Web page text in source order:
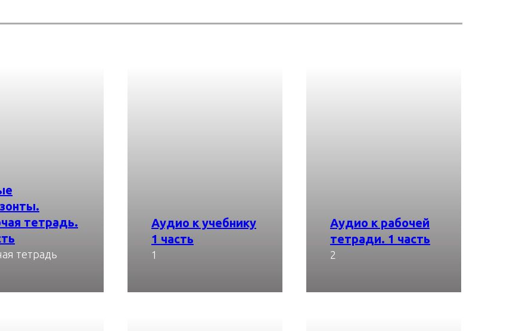
тетрадь.
тетрадь
Аудио к учебнику
1 часть
1
Аудио к рабочей
тетради. 1 часть
2